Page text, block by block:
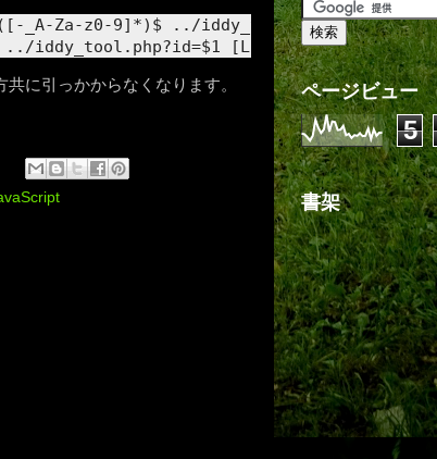
_A-Za-z0-9]*)$ ../
../iddy_tool.php?id=$1 [L]
に引っかからなくなります。 ページビュー
5
書架